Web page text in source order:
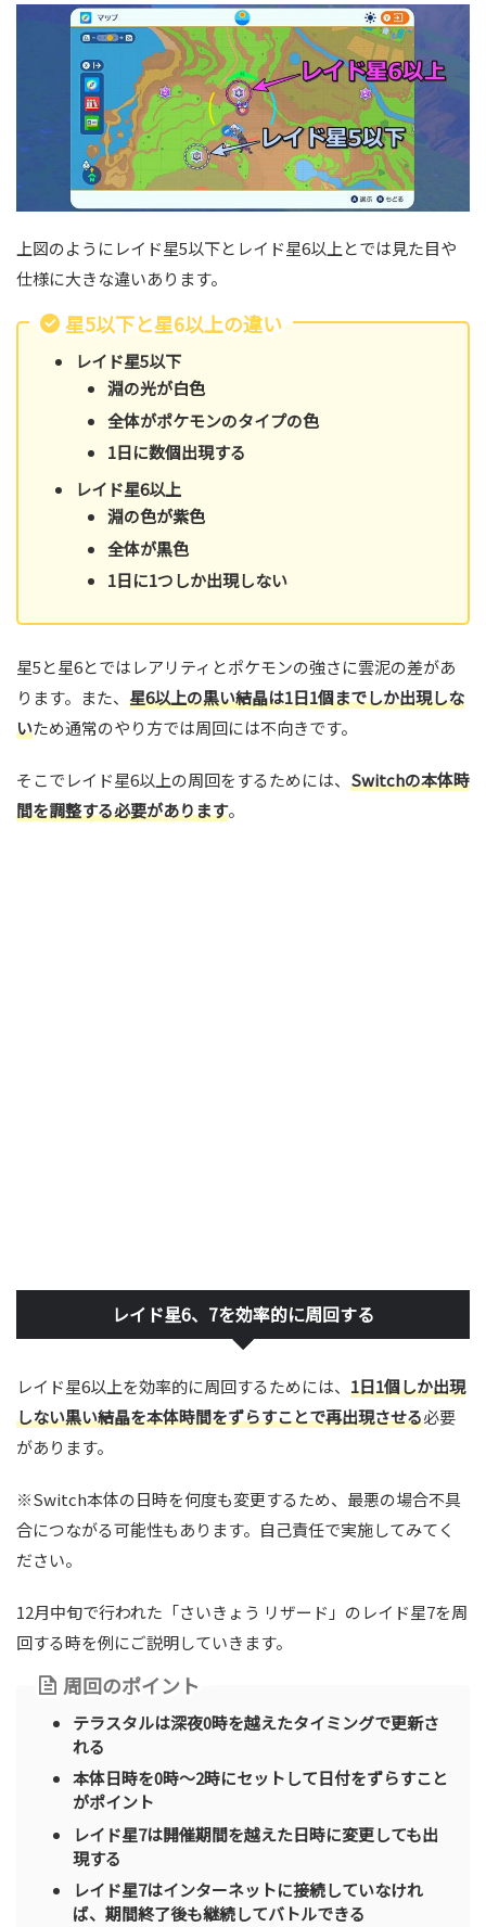
上図のようにレイド星5以下とレイド星6以上とでは見た目や
仕様に大きな違いあります。
星5以下と星6以上の違い
レイド星5以下
淵の光が白色
全体がポケモンのタイプの色
1日に数個出現する
レイド星6以上
淵の色が紫色
全体が黒色
1日に1つしか出現しない
星5と星6とではレアリティとポケモンの強さに雲泥の差があ
ります。また、 星6以上の黒い結晶は1日1個までしか出現しな
いため通常のやり方では周回には不向きです。
そこでレイド星6以上の周回をするためには、 Switchの本体時
間を調整する必要があります。
レイド星6、7を効率的に周回する
レイド星6以上を効率的に周回するためには、 1日1個しか出現
しない黒い結晶を本体時間をずらすことで再出現させる必要
があります。
※Switch本体の日時を何度も変更するため、最悪の場合不具
合につながる可能性もあります。自己責任で実施してみてく
ださい。
12月中旬で行われた「さいきょう リザード」のレイド星7を周
回する時を例にご説明していきます。
周回のポイント
テラスタルは深夜0時を越えたタイミングで更新さ
れる
本体日時を0時～2時にセットして日付をずらすこと
がポイント
レイド星7は開催期間を越えた日時に変更しても出
現する
レイド星7はインターネットに接続していなけれ
ば、期間終了後も継続してバトルできる